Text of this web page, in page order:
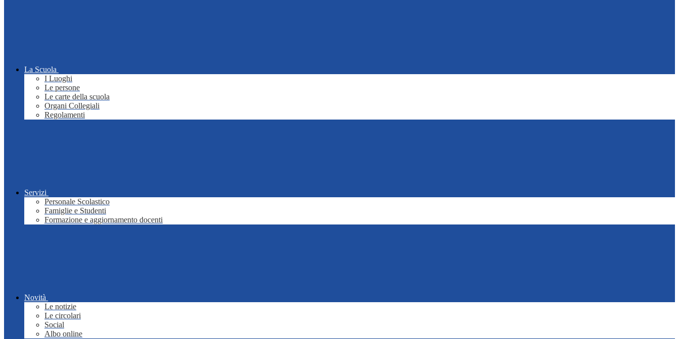
La Scuola
I Luoghi
Le persone
Le carte della scuola
Organi Collegiali
Regolamenti
Servizi
Personale Scolastico
Famiglie e Studenti
Formazione e aggiornamento docenti
Novità
Le notizie
Le circolari
Social
Albo online